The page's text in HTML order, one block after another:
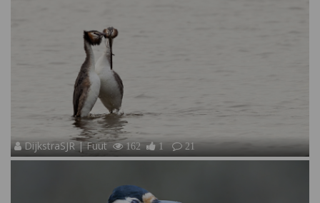
DijkstraSJR | Fuut 162 1 21